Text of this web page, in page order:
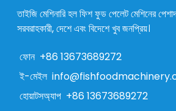
তাইজি মেশিনারি হল ফিশ ফুড পেলেট মেশিনের
সরবরাহকারী, দেশে এবং বিদেশে খুব জনপ্রিয়।
ফোন +86 13673689272
ই-মেইল
হোয়াটসঅ্যাপ +86 13673689272